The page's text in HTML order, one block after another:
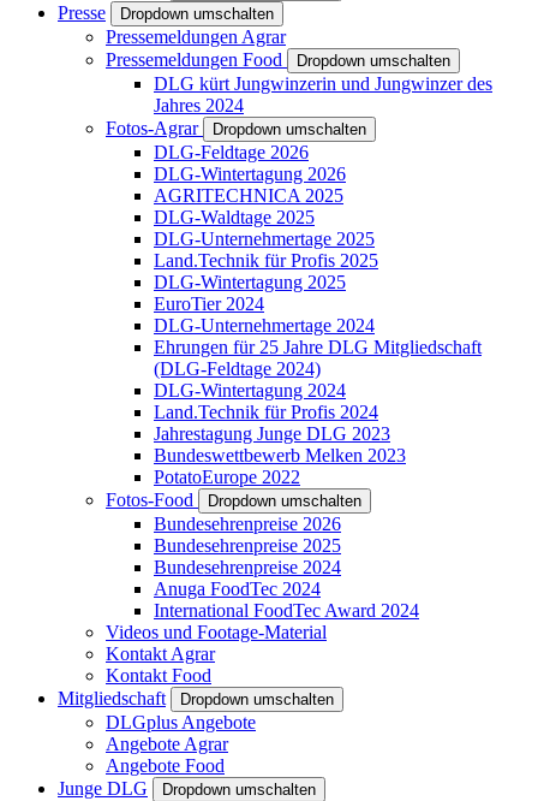
Presse Dropdown umschalten
Pressemeldungen Agrar
Pressemeldungen Food
Dropdown umschalten
DLG kürt Jungwinzerin und Jungwinzer des
Jahres 2024
Fotos-Agrar
Dropdown umschalten
DLG-Feldtage 2026
DLG-Wintertagung 2026
AGRITECHNICA 2025
DLG-Waldtage 2025
DLG-Unternehmertage 2025
Land.Technik für Profis 2025
DLG-Wintertagung 2025
EuroTier 2024
DLG-Unternehmertage 2024
Ehrungen für 25 Jahre DLG Mitgliedschaft
(DLG-Feldtage 2024)
DLG-Wintertagung 2024
Land.Technik für Profis 2024
Jahrestagung Junge DLG 2023
Bundeswettbewerb Melken 2023
PotatoEurope 2022
Fotos-Food
Dropdown umschalten
Bundesehrenpreise 2026
Bundesehrenpreise 2025
Bundesehrenpreise 2024
Anuga FoodTec 2024
International FoodTec Award 2024
Videos und Footage-Material
Kontakt Agrar
Kontakt Food
Mitgliedschaft
Dropdown umschalten
DLGplus Angebote
Angebote Agrar
Angebote Food
Junge DLG
Dropdown umschalten